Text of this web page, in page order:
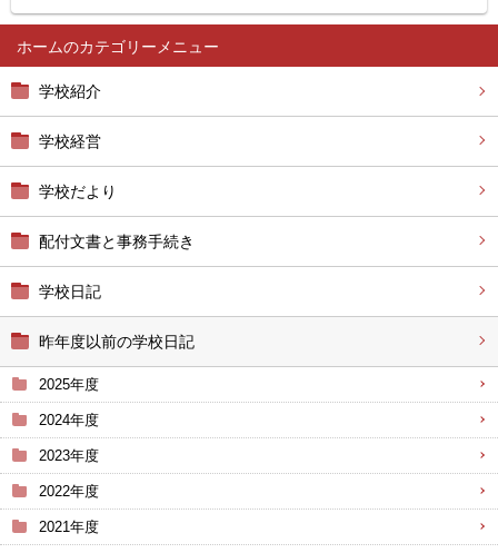
ホーム
学校紹介
学校経営
学校だより
配付文書と事務手続き
学校日記
昨年度以前の学校日記
2025年度
2024年度
2023年度
2022年度
2021年度